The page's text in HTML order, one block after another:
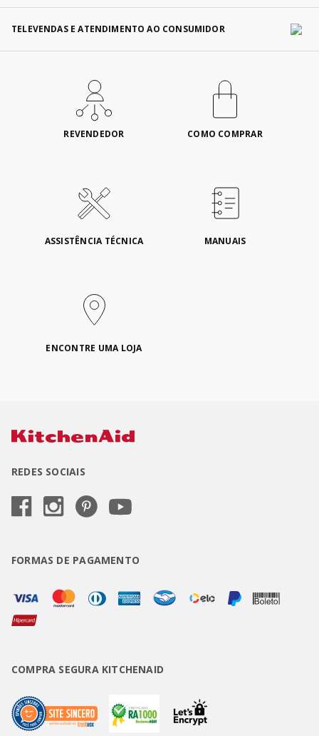
TELEVENDAS E ATENDIMENTO AO CONSUMIDOR
REVENDEDOR COMO COMPRAR
ASSISTÊNCIA TÉCNICA MANUAIS
ENCONTRE UMA LOJA
REDES SOCIAIS
FORMAS DE PAGAMENTO
COMPRA SEGURA KITCHENAID